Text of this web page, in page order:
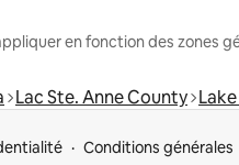
en fonction des zones
Lac Ste. Anne County
Conditions générales